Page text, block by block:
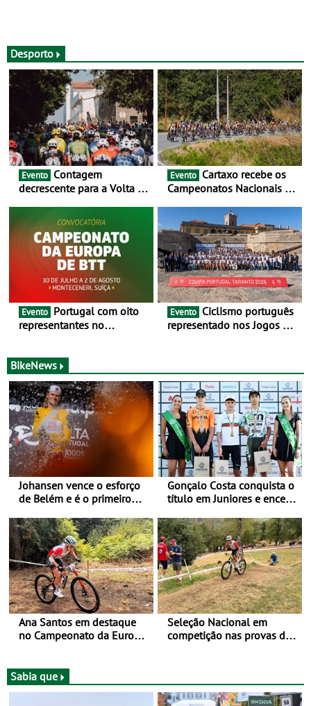
Desporto
Evento
decrescente para a Volta a
as 17 equipas de 2026
Evento
Campeonatos Nacionais da
julho e 2 de agosto
Evento
representantes no
de agosto, em
Monteceneri, na Suíça
Evento
representado nos Jogos do
BikeNews
Johansen vence o esforço
de Belém e é o primeiro
a Portugal - Prova decorre
entre 5 e 16 de Agosto
Gonçalo Costa conquista o
título em Juniores e encerra
no Cartaxo
Ana Santos em destaque
no Campeonato da Europa
Seleção Nacional em
competição nas provas de
Sabia que